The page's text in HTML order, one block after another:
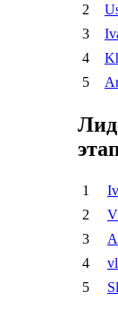
2
3
4
5
1
2
3
4
5